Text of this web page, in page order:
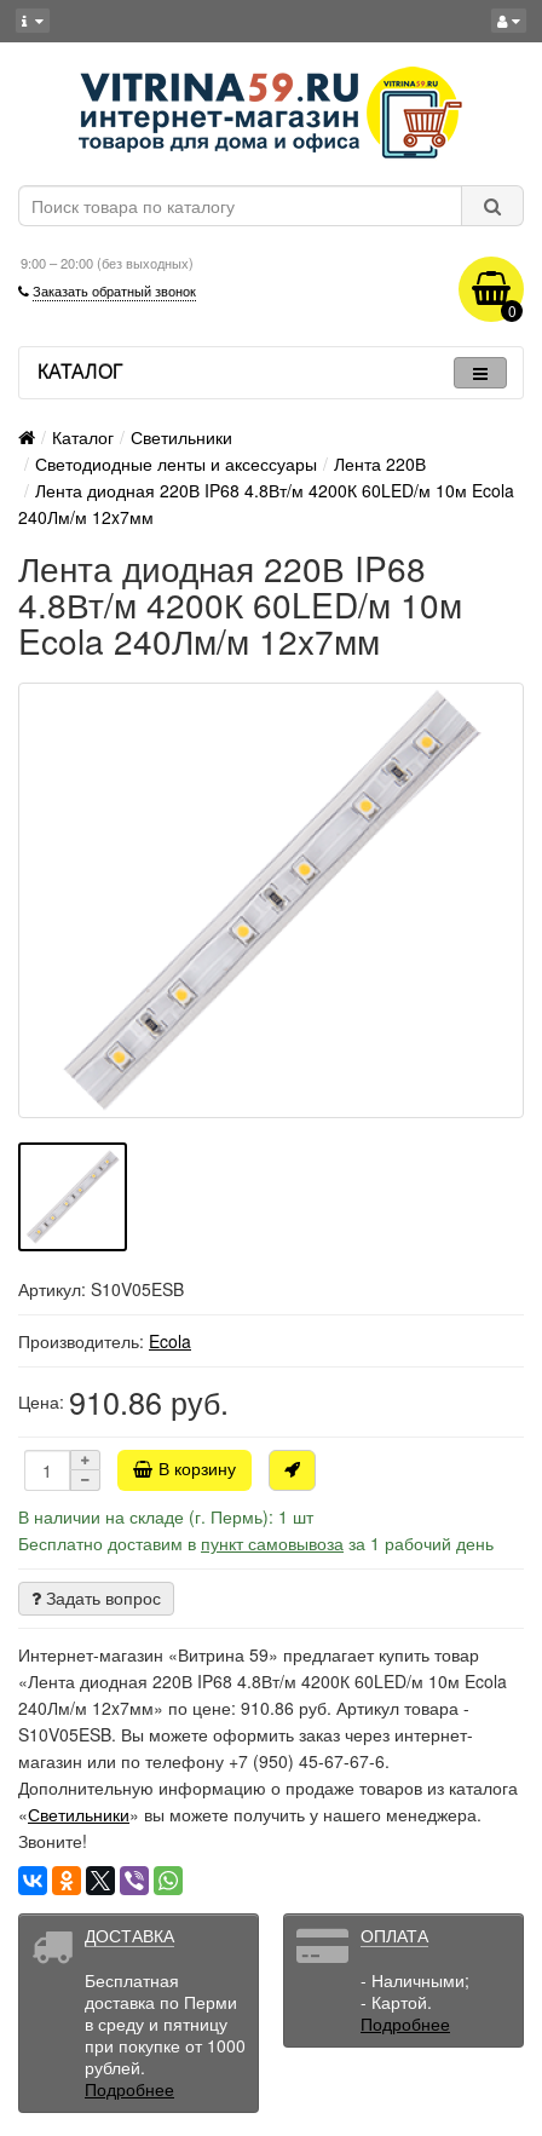
9:00 – 20:00 (без выходных)
Заказать обратный звонок
0
КАТАЛОГ
Каталог
Светильники
Светодиодные ленты и аксессуары
Лента 220В
Лента диодная 220В IP68 4.8Вт/м 4200К 60LED/м 10м Ecola
240Лм/м 12x7мм
Лента диодная 220В IP68
4.8Вт/м 4200К 60LED/м 10м
Ecola 240Лм/м 12x7мм
Артикул: S10V05ESB
Производитель: Ecola
Цена: 910.86 руб.
В корзину
В наличии на складе (г. Пермь): 1 шт
Бесплатно доставим в пункт самовывоза за 1 рабочий день
Задать вопрос
Интернет-магазин «Витрина 59» предлагает купить товар
«Лента диодная 220В IP68 4.8Вт/м 4200К 60LED/м 10м Ecola
240Лм/м 12x7мм» по цене: 910.86 руб. Артикул товара -
S10V05ESB. Вы можете оформить заказ через интернет-
магазин или по телефону +7 (950) 45-67-67-6.
Дополнительную информацию о продаже товаров из каталога
«Светильники» вы можете получить у нашего менеджера.
Звоните!
ДОСТАВКА
Бесплатная
доставка по Перми
в среду и пятницу
при покупке от 1000
рублей.
Подробнее
ОПЛАТА
- Наличными;
- Картой.
Подробнее